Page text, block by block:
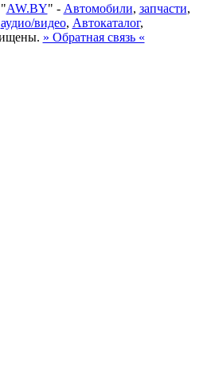
AW.BY" - Автомобили, запчасти,
аудио/видео, Автокаталог,
» Обратная связь «